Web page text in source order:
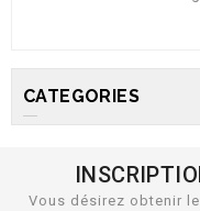
CATEGORIES
Vous désirez obtenir